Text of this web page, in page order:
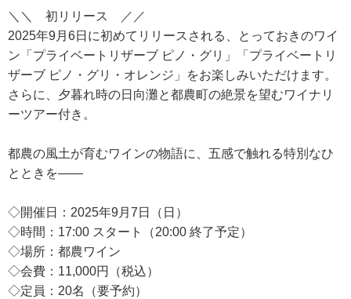
＼＼ 初リリース ／／
2025年9月6日に初めてリリースされる、とっておきのワイ
ン「プライベートリザーブ ピノ・グリ」「プライベートリ
ザーブ ピノ・グリ・オレンジ」をお楽しみいただけます。
さらに、夕暮れ時の日向灘と都農町の絶景を望むワイナリ
ーツアー付き。
都農の風土が育むワインの物語に、五感で触れる特別なひ
とときを——
◇開催日：2025年9月7日（日）
◇時間：17:00 スタート（20:00 終了予定）
◇場所：都農ワイン
◇会費：11,000円（税込）
◇定員：20名（要予約）